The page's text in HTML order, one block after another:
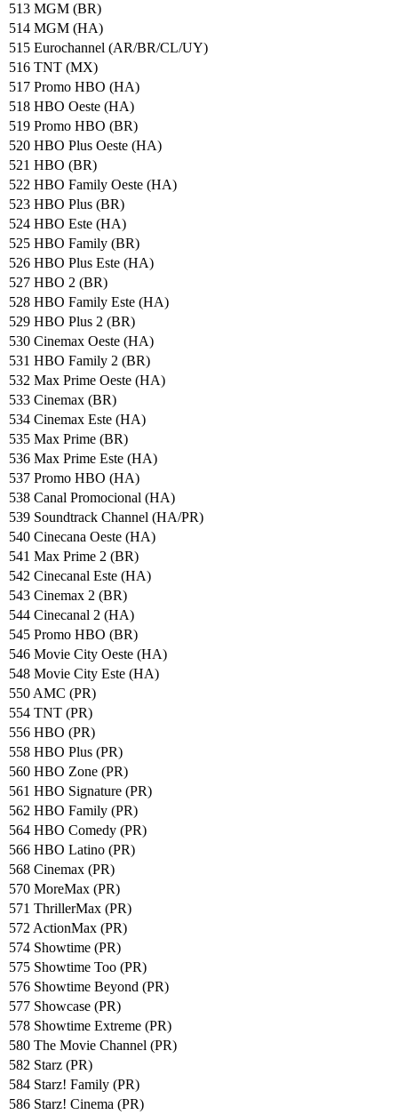
513 MGM (BR)
514 MGM (HA)
515 Eurochannel (AR/BR/CL/UY)
516 TNT (MX)
517 Promo HBO (HA)
518 HBO Oeste (HA)
519 Promo HBO (BR)
520 HBO Plus Oeste (HA)
521 HBO (BR)
522 HBO Family Oeste (HA)
523 HBO Plus (BR)
524 HBO Este (HA)
525 HBO Family (BR)
526 HBO Plus Este (HA)
527 HBO 2 (BR)
528 HBO Family Este (HA)
529 HBO Plus 2 (BR)
530 Cinemax Oeste (HA)
531 HBO Family 2 (BR)
532 Max Prime Oeste (HA)
533 Cinemax (BR)
534 Cinemax Este (HA)
535 Max Prime (BR)
536 Max Prime Este (HA)
537 Promo HBO (HA)
538 Canal Promocional (HA)
539 Soundtrack Channel (HA/PR)
540 Cinecana Oeste (HA)
541 Max Prime 2 (BR)
542 Cinecanal Este (HA)
543 Cinemax 2 (BR)
544 Cinecanal 2 (HA)
545 Promo HBO (BR)
546 Movie City Oeste (HA)
548 Movie City Este (HA)
550 AMC (PR)
554 TNT (PR)
556 HBO (PR)
558 HBO Plus (PR)
560 HBO Zone (PR)
561 HBO Signature (PR)
562 HBO Family (PR)
564 HBO Comedy (PR)
566 HBO Latino (PR)
568 Cinemax (PR)
570 MoreMax (PR)
571 ThrillerMax (PR)
572 ActionMax (PR)
574 Showtime (PR)
575 Showtime Too (PR)
576 Showtime Beyond (PR)
577 Showcase (PR)
578 Showtime Extreme (PR)
580 The Movie Channel (PR)
582 Starz (PR)
584 Starz! Family (PR)
586 Starz! Cinema (PR)